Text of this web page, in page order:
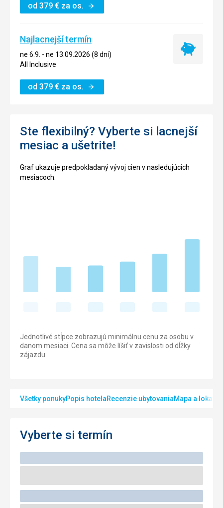
od 379 € za os.
Najlacnejší termín
ne 6.9. - ne 13.09.2026 (8 dní)
All Inclusive
od 379 € za os.
Najlacnejší
Ste flexibilný? Vyberte si lacnejší
mesiac a ušetrite!
Graf ukazuje predpokladaný vývoj cien v nasledujúcich
mesiacoch.
Jednotlivé stĺpce zobrazujú minimálnu cenu za osobu v
danom mesiaci. Cena sa môže líšiť v zavislosti od dĺžky
zájazdu.
Všetky ponukyPopis hotelaRecenzie ubytovaniaMapa a lokalita
Vyberte si termín